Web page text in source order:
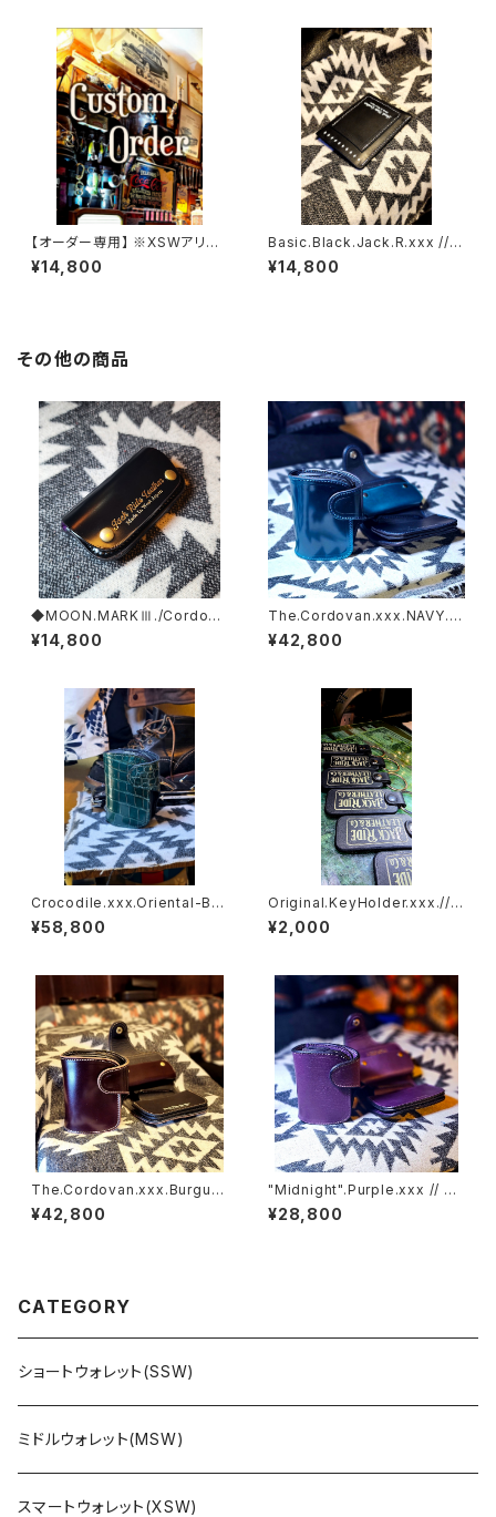
【オーダー専用】 ※XSWアリゾ
ナカスタムモデル
¥14,800
Basic.Black.Jack.R.xxx // J
ACK.RIDE.XSW
¥14,800
その他の商品
◆MOON.MARKⅢ./Cordova
n. Coin Case.xxx. BLACK&
GOLD.Edition
¥14,800
The.Cordovan.xxx.NAVY.B
LUE.Edition// JACK.RIDE.S
SW
¥42,800
Crocodile.xxx.Oriental-Blu
e.Edition// JACK.RIDE.SSW
¥58,800
Original.KeyHolder.xxx.// J
ACK.RIDE
¥2,000
The.Cordovan.xxx.Burgun
dy.Edition// JACK.RIDE.SS
W
¥42,800
"Midnight".Purple.xxx // JA
CK.RIDE.SSW
¥28,800
CATEGORY
ショートウォレット(SSW)
ミドルウォレット(MSW)
スマートウォレット(XSW)